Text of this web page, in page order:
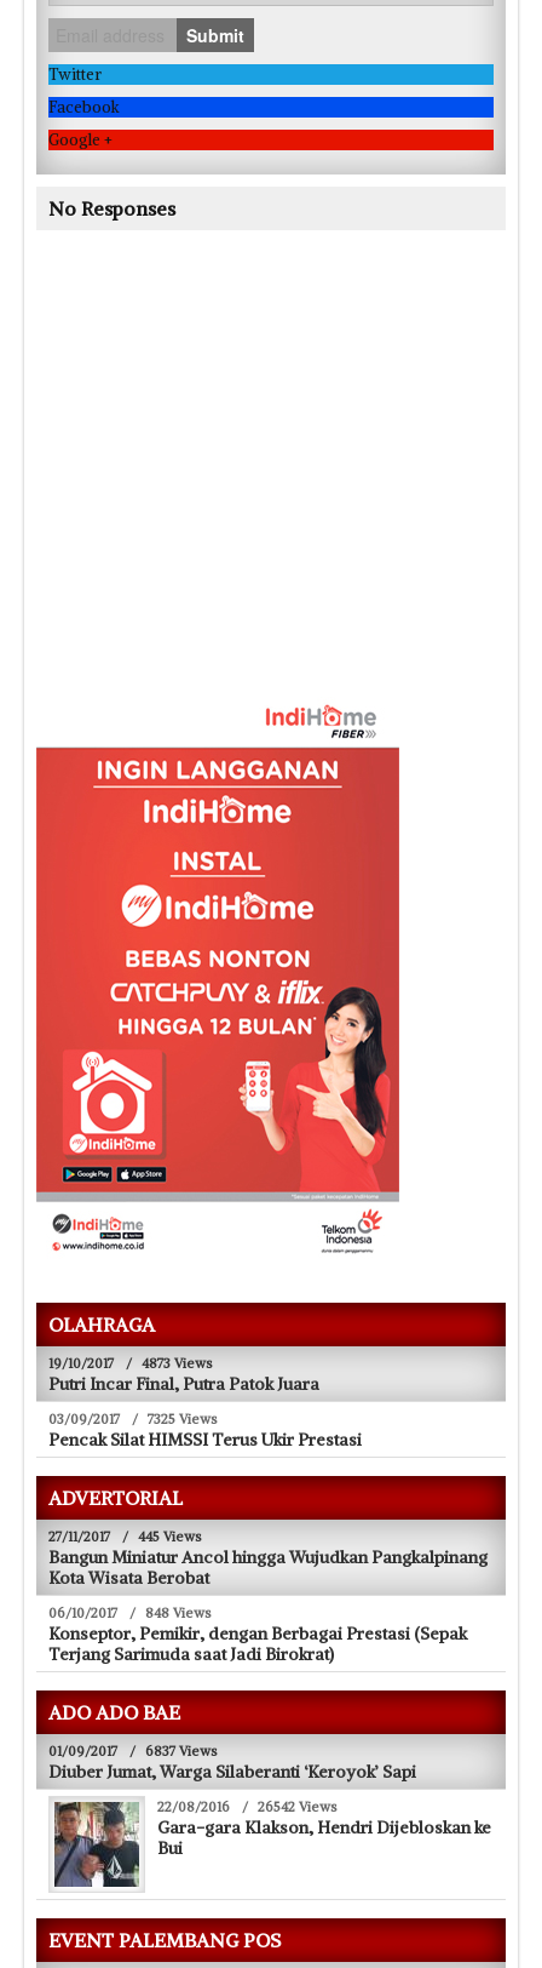
Submit
Twitter
Facebook
Google +
No Responses
OLAHRAGA
19/10/2017 / 4873 Views
Putri Incar Final, Putra Patok Juara
03/09/2017 / 7325 Views
Pencak Silat HIMSSI Terus Ukir Prestasi
ADVERTORIAL
27/11/2017 / 445 Views
Bangun Miniatur Ancol hingga Wujudkan Pangkalpinang
Kota Wisata Berobat
06/10/2017 / 848 Views
Konseptor, Pemikir, dengan Berbagai Prestasi (Sepak
Terjang Sarimuda saat Jadi Birokrat)
ADO ADO BAE
01/09/2017 / 6837 Views
Diuber Jumat, Warga Silaberanti ‘Keroyok’ Sapi
22/08/2016 / 26542 Views
Gara-gara Klakson, Hendri Dijebloskan ke
Bui
EVENT PALEMBANG POS